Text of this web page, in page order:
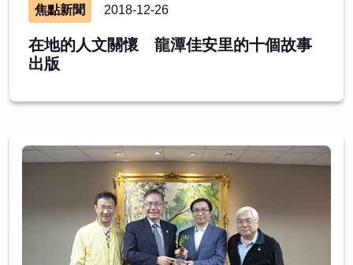
焦點新聞 2018-12-26
在地的人文關懷 龍潭佳安里的十個故事
出版